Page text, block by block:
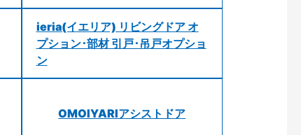
ieria(イエリア) リビングドア オ
プション･部材 引戸･吊戸オプショ
ン
OMOIYARIアシストドア